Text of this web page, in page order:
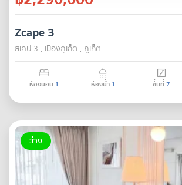
Zcape 3
สเคป 3 , เมืองภูเก็ต , ภูเก็ต
ห้องนอน 1 ห้องน้ำ 1 ชั้นที่7
ว่าง